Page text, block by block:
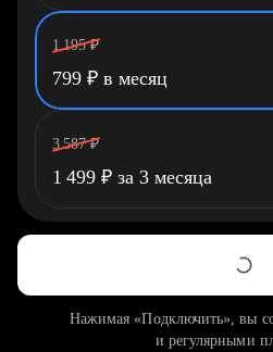
1 195 ₽
799 ₽ в месяц
3 587 ₽
1 499 ₽ за 3 месяца
Нажимая «Подключить», вы
и регулярными